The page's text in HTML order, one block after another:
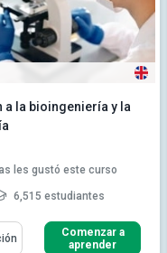
a la bioingeniería y la
les gustó este curso
6,515 estudiantes
Comenzar a
aprender